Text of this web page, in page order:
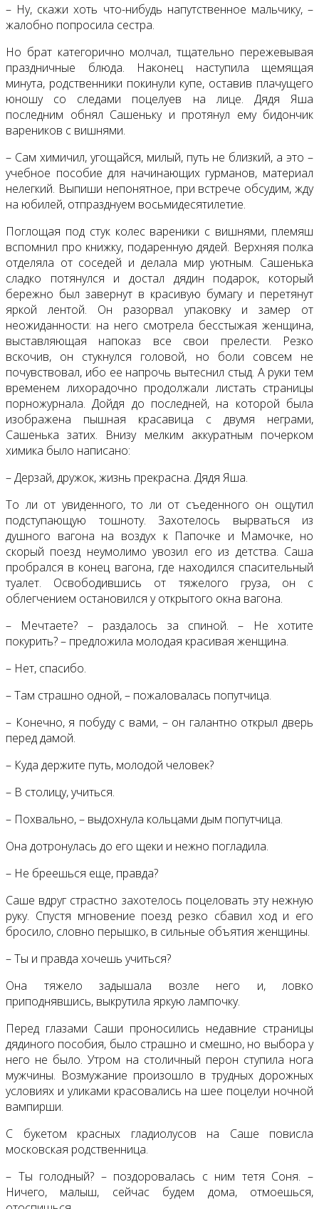
– Ну, скажи хоть что-нибудь напутственное мальчику, –
жалобно попросила сестра.
Но брат категорично молчал, тщательно пережевывая
праздничные блюда. Наконец наступила щемящая
минута, родственники покинули купе, оставив плачущего
юношу со следами поцелуев на лице. Дядя Яша
последним обнял Сашеньку и протянул ему бидончик
вареников с вишнями.
– Сам химичил, угощайся, милый, путь не близкий, а это –
учебное пособие для начинающих гурманов, материал
нелегкий. Выпиши непонятное, при встрече обсудим, жду
на юбилей, отпразднуем восьмидесятилетие.
Поглощая под стук колес вареники с вишнями, племяш
вспомнил про книжку, подаренную дядей. Верхняя полка
отделяла от соседей и делала мир уютным. Сашенька
сладко потянулся и достал дядин подарок, который
бережно был завернут в красивую бумагу и перетянут
яркой лентой. Он разорвал упаковку и замер от
неожиданности: на него смотрела бесстыжая женщина,
выставляющая напоказ все свои прелести. Резко
вскочив, он стукнулся головой, но боли совсем не
почувствовал, ибо ее напрочь вытеснил стыд. А руки тем
временем лихорадочно продолжали листать страницы
порножурнала. Дойдя до последней, на которой была
изображена пышная красавица с двумя неграми,
Сашенька затих. Внизу мелким аккуратным почерком
химика было написано:
– Дерзай, дружок, жизнь прекрасна. Дядя Яша.
То ли от увиденного, то ли от съеденного он ощутил
подступающую тошноту. Захотелось вырваться из
душного вагона на воздух к Папочке и Мамочке, но
скорый поезд неумолимо увозил его из детства. Саша
пробрался в конец вагона, где находился спасительный
туалет. Освободившись от тяжелого груза, он с
облегчением остановился у открытого окна вагона.
– Мечтаете? – раздалось за спиной. – Не хотите
покурить? – предложила молодая красивая женщина.
– Нет, спасибо.
– Там страшно одной, – пожаловалась попутчица.
– Конечно, я побуду с вами, – он галантно открыл дверь
перед дамой.
– Куда держите путь, молодой человек?
– В столицу, учиться.
– Похвально, – выдохнула кольцами дым попутчица.
Она дотронулась до его щеки и нежно погладила.
– Не бреешься еще, правда?
Саше вдруг страстно захотелось поцеловать эту нежную
руку. Спустя мгновение поезд резко сбавил ход и его
бросило, словно перышко, в сильные объятия женщины.
– Ты и правда хочешь учиться?
Она тяжело задышала возле него и, ловко
приподнявшись, выкрутила яркую лампочку.
Перед глазами Саши проносились недавние страницы
дядиного пособия, было страшно и смешно, но выбора у
него не было. Утром на столичный перон ступила нога
мужчины. Возмужание произошло в трудных дорожных
условиях и уликами красовались на шее поцелуи ночной
вампирши.
С букетом красных гладиолусов на Саше повисла
московская родственница.
– Ты голодный? – поздоровалась с ним тетя Соня. –
Ничего, малыш, сейчас будем дома, отмоешься,